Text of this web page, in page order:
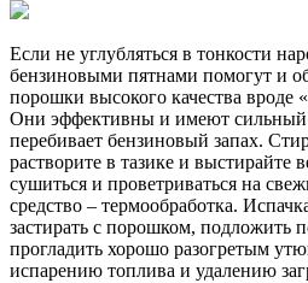
Если не углубляться в тонкости
бензиновыми пятнами помогут и
порошки высокого качества вроде
Они эффективны и имеют сильный
перебивает бензиновый запах.
растворите в тазике и выстирайте
сушиться и проветриваться на
средство – термообработка.
застирать с порошком, подложить
прогладить хорошо разогретым
испарению топлива и удалению